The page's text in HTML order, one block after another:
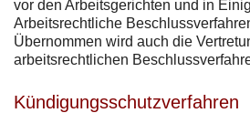
vor den Arbeitsgerichten und in
Arbeitsrechtliche
Übernommen wird auch die
arbeitsrechtlichen
Kündigungsschutzverfahren